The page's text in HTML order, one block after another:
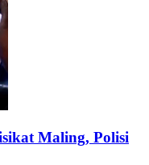
Maling, Polisi